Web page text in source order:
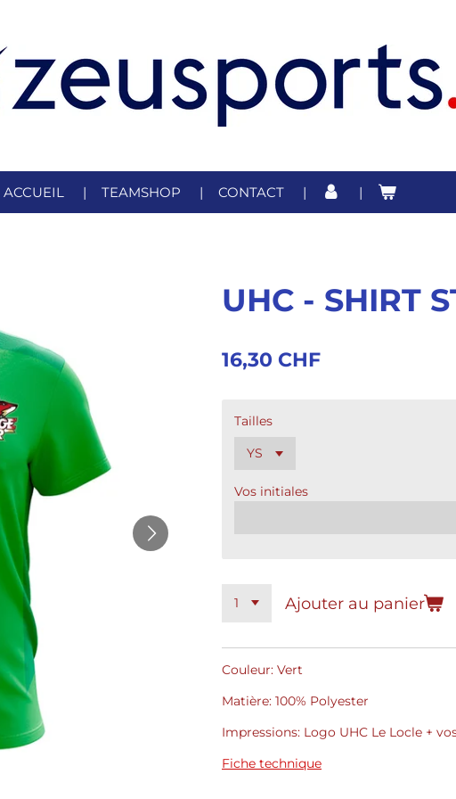
ACCUEIL TEAMSHOP CONTACT
UHC - SHIRT
16,30 CHF
Tailles
Vos initiales
Ajouter au panier
Couleur: Vert
Matière: 100% Polyester
Impressions: Logo UHC Le Locle +
Fiche technique